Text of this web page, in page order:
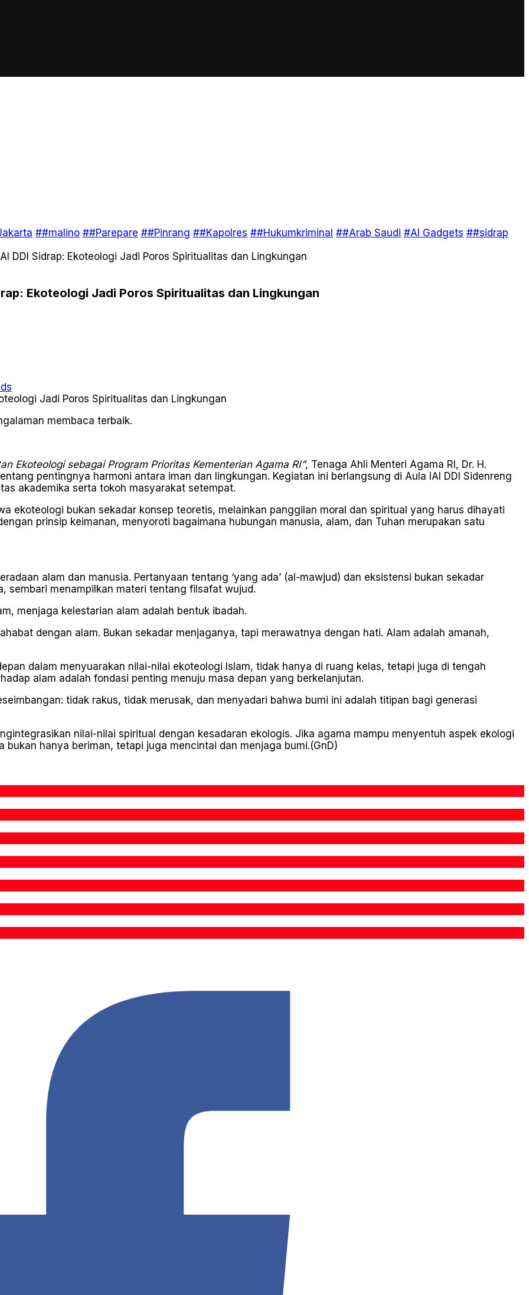
##malino ##Parepare ##Pinrang ##Kapolres ##Hukumkriminal ##Arab Saudi #AI Gadgets ##sidrap
DDI Sidrap: Ekoteologi Jadi Poros Spiritualitas dan Lingkungan
Ekoteologi Jadi Poros Spiritualitas dan Lingkungan
membaca terbaik.
Ekoteologi sebagai Program Prioritas Kementerian Agama RI”, Tenaga Ahli Menteri Agama RI, Dr. H.
pentingnya harmoni antara iman dan lingkungan. Kegiatan ini berlangsung di Aula IAI DDI Sidenreng
akademika serta tokoh masyarakat setempat.
ekoteologi bukan sekadar konsep teoretis, melainkan panggilan moral dan spiritual yang harus dihayati
prinsip keimanan, menyoroti bagaimana hubungan manusia, alam, dan Tuhan merupakan satu
alam dan manusia. Pertanyaan tentang ‘yang ada’ (al-mawjud) dan eksistensi bukan sekadar
sembari menampilkan materi tentang filsafat wujud.
menjaga kelestarian alam adalah bentuk ibadah.
dengan alam. Bukan sekadar menjaganya, tapi merawatnya dengan hati. Alam adalah amanah,
dalam menyuarakan nilai-nilai ekoteologi Islam, tidak hanya di ruang kelas, tetapi juga di tengah
alam adalah fondasi penting menuju masa depan yang berkelanjutan.
tidak rakus, tidak merusak, dan menyadari bahwa bumi ini adalah titipan bagi generasi
nilai-nilai spiritual dengan kesadaran ekologis. Jika agama mampu menyentuh aspek ekologi
hanya beriman, tetapi juga mencintai dan menjaga bumi.(GnD)